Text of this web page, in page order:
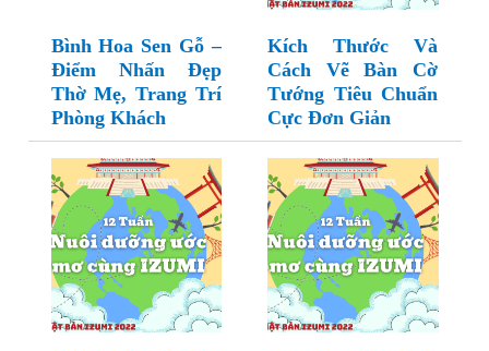
Bình Hoa Sen Gỗ –
Điểm Nhấn Đẹp
Thờ Mẹ, Trang Trí
Phòng Khách
Kích Thước Và
Cách Vẽ Bàn Cờ
Tướng Tiêu Chuẩn
Cực Đơn Giản